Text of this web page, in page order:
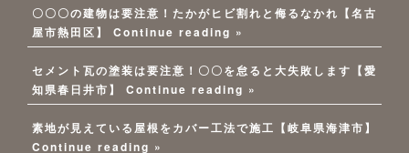
〇〇〇の建物は要注意！たかがヒビ割れと侮るなかれ【名古
屋市熱田区】
Continue reading »
セメント瓦の塗装は要注意！〇〇を怠ると大失敗します【愛
知県春日井市】
Continue reading »
素地が見えている屋根をカバー工法で施工【岐阜県海津市】
Continue reading »